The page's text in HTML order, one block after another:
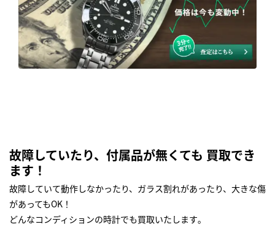
故障していたり、付属品が無くても 買取でき
ます！
故障していて動作しなかったり、ガラス割れがあったり、大きな傷
があってもOK！
どんなコンディションの時計でも買取いたします｡